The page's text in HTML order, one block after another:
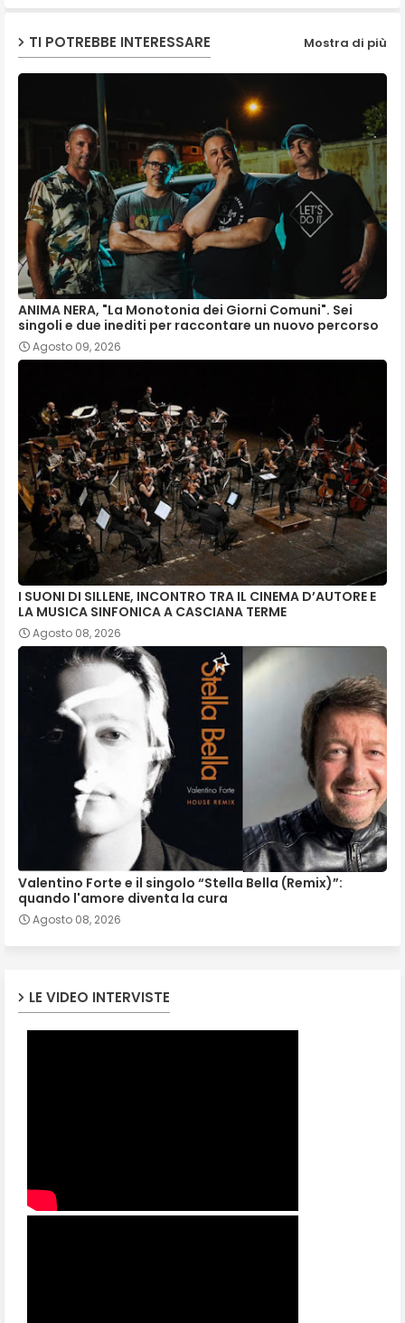
TI POTREBBE INTERESSARE Mostra di più
ANIMA NERA, "La Monotonia dei Giorni Comuni". Sei
singoli e due inediti per raccontare un nuovo percorso
Agosto 09, 2026
I SUONI DI SILLENE, INCONTRO TRA IL CINEMA D’AUTORE E
LA MUSICA SINFONICA A CASCIANA TERME
Agosto 08, 2026
Valentino Forte e il singolo “Stella Bella (Remix)”:
quando l'amore diventa la cura
Agosto 08, 2026
LE VIDEO INTERVISTE